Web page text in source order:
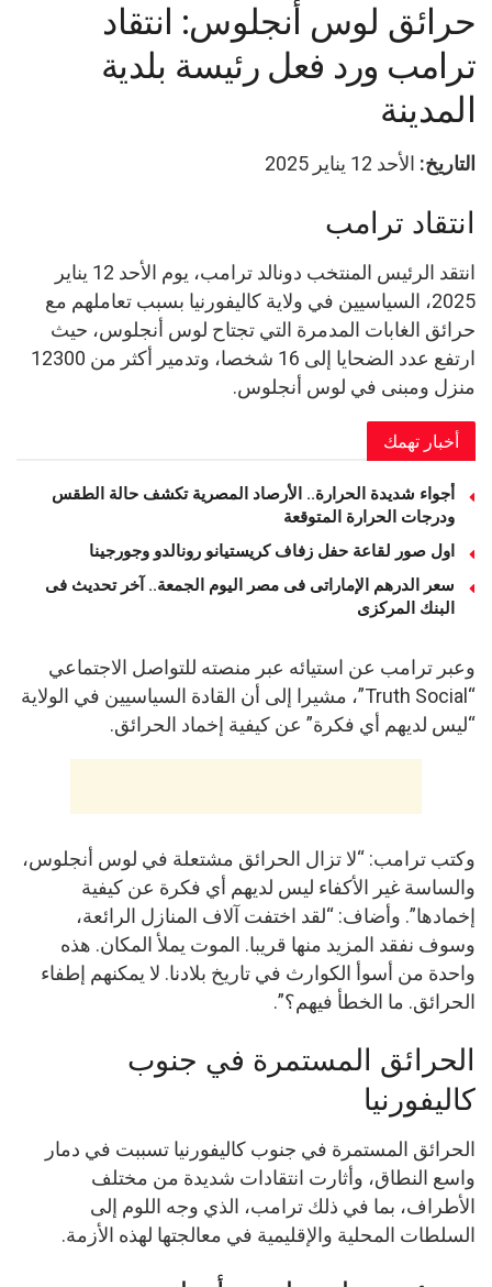
حرائق لوس أنجلوس: انتقاد
ترامب ورد فعل رئيسة بلدية
المدينة
التاريخ: الأحد 12 يناير 2025
انتقاد ترامب
انتقد الرئيس المنتخب دونالد ترامب، يوم الأحد 12 يناير
2025، السياسيين في ولاية كاليفورنيا بسبب تعاملهم مع
حرائق الغابات المدمرة التي تجتاح لوس أنجلوس، حيث
ارتفع عدد الضحايا إلى 16 شخصا، وتدمير أكثر من 12300
منزل ومبنى في لوس أنجلوس.
أخبار تهمك
أجواء شديدة الحرارة.. الأرصاد المصرية تكشف حالة الطقس
ودرجات الحرارة المتوقعة
اول صور لقاعة حفل زفاف كريستيانو رونالدو وجورجينا
سعر الدرهم الإماراتى فى مصر اليوم الجمعة.. آخر تحديث فى
البنك المركزى
وعبر ترامب عن استيائه عبر منصته للتواصل الاجتماعي
“Truth Social”، مشيرا إلى أن القادة السياسيين في الولاية
“ليس لديهم أي فكرة” عن كيفية إخماد الحرائق.
وكتب ترامب: “لا تزال الحرائق مشتعلة في لوس أنجلوس،
والساسة غير الأكفاء ليس لديهم أي فكرة عن كيفية
إخمادها”. وأضاف: “لقد اختفت آلاف المنازل الرائعة،
وسوف نفقد المزيد منها قريبا. الموت يملأ المكان. هذه
واحدة من أسوأ الكوارث في تاريخ بلادنا. لا يمكنهم إطفاء
الحرائق. ما الخطأ فيهم؟”.
الحرائق المستمرة في جنوب
كاليفورنيا
الحرائق المستمرة في جنوب كاليفورنيا تسببت في دمار
واسع النطاق، وأثارت انتقادات شديدة من مختلف
الأطراف، بما في ذلك ترامب، الذي وجه اللوم إلى
السلطات المحلية والإقليمية في معالجتها لهذه الأزمة.